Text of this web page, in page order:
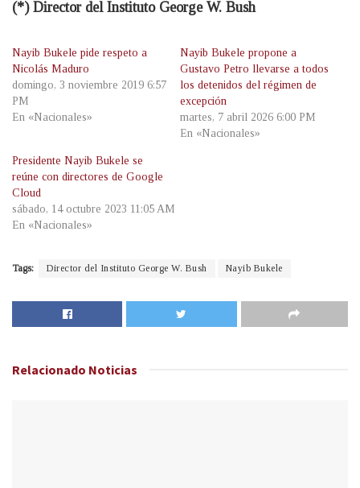
(*) Director del Instituto George W. Bush
Nayib Bukele pide respeto a
Nicolás Maduro
domingo, 3 noviembre 2019 6:57
PM
En «Nacionales»
Nayib Bukele propone a
Gustavo Petro llevarse a todos
los detenidos del régimen de
excepción
martes, 7 abril 2026 6:00 PM
En «Nacionales»
Presidente Nayib Bukele se
reúne con directores de Google
Cloud
sábado, 14 octubre 2023 11:05 AM
En «Nacionales»
Tags: Director del Instituto George W. Bush Nayib Bukele
Relacionado Noticias